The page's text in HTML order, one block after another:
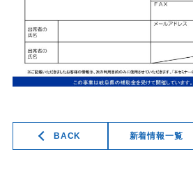
BACK 新着情報一覧